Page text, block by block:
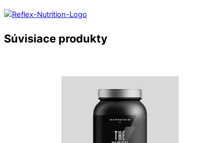
Súvisiace produkty